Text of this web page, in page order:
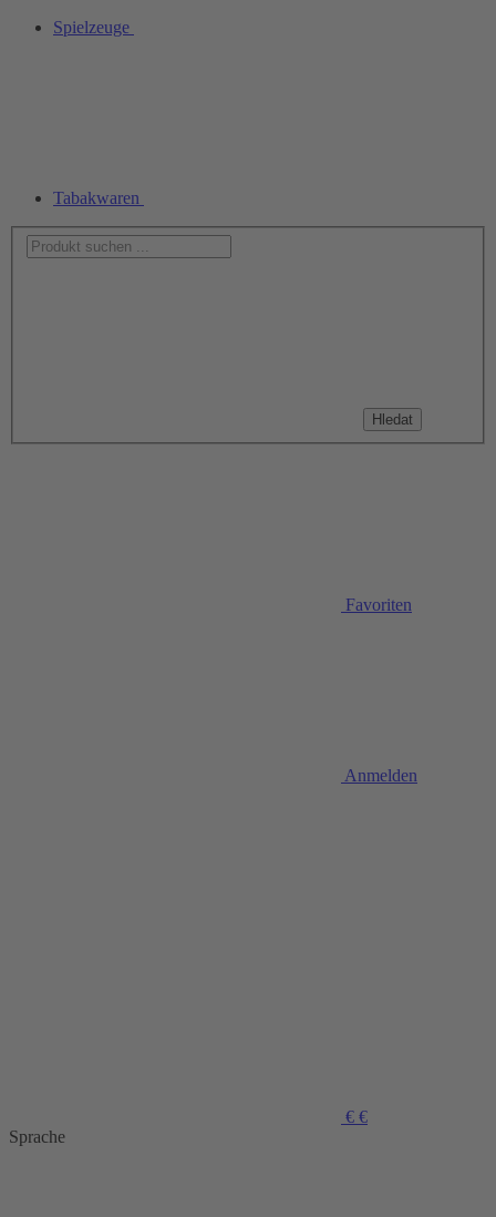
Spielzeuge
Tabakwaren
Hledat
Favoriten
Anmelden
€ €
Sprache